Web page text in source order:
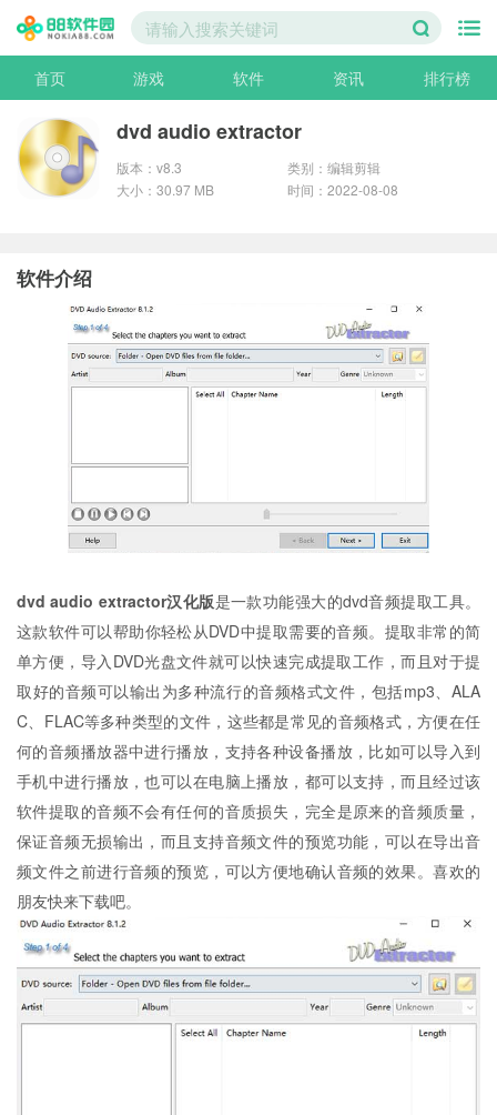
首页 游戏 软件 资讯 排行榜
dvd audio extractor
版本：v8.3
类别：编辑剪辑
大小：30.97 MB
时间：2022-08-08
软件介绍
dvd audio extractor汉化版是一款功能强大的dvd音频提取工具。
这款软件可以帮助你轻松从DVD中提取需要的音频。提取非常的简
单方便，导入DVD光盘文件就可以快速完成提取工作，而且对于提
取好的音频可以输出为多种流行的音频格式文件，包括mp3、ALA
C、FLAC等多种类型的文件，这些都是常见的音频格式，方便在任
何的音频播放器中进行播放，支持各种设备播放，比如可以导入到
手机中进行播放，也可以在电脑上播放，都可以支持，而且经过该
软件提取的音频不会有任何的音质损失，完全是原来的音频质量，
保证音频无损输出，而且支持音频文件的预览功能，可以在导出音
频文件之前进行音频的预览，可以方便地确认音频的效果。喜欢的
朋友快来下载吧。